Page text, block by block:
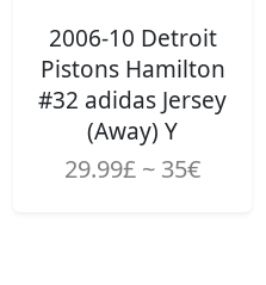
2006-10 Detroit
Pistons Hamilton
#32 adidas Jersey
(Away) Y
29.99£ ~ 35€